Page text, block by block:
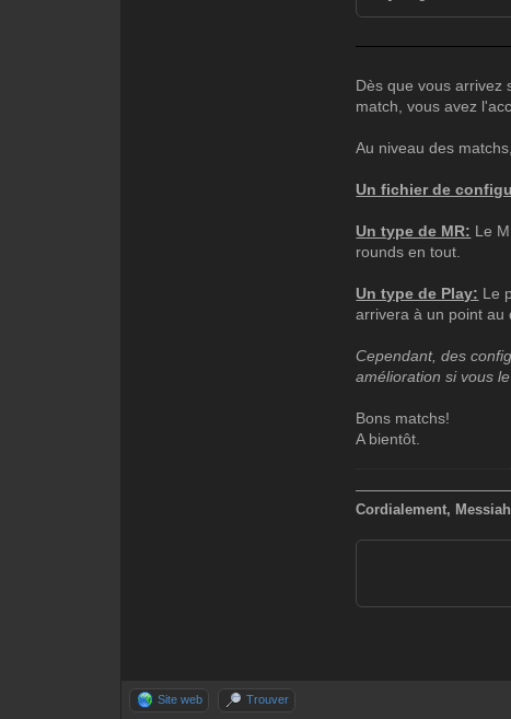
Dès que vous arrivez
match, vous avez
Au niveau des
Un fichier de
Un type de MR: Le
rounds en tout.
Un type de Play: Le
arrivera à un point au
Cependant, des
amélioration si vous
Bons matchs!
A bientôt.
Cordialement,
Site web Trouver